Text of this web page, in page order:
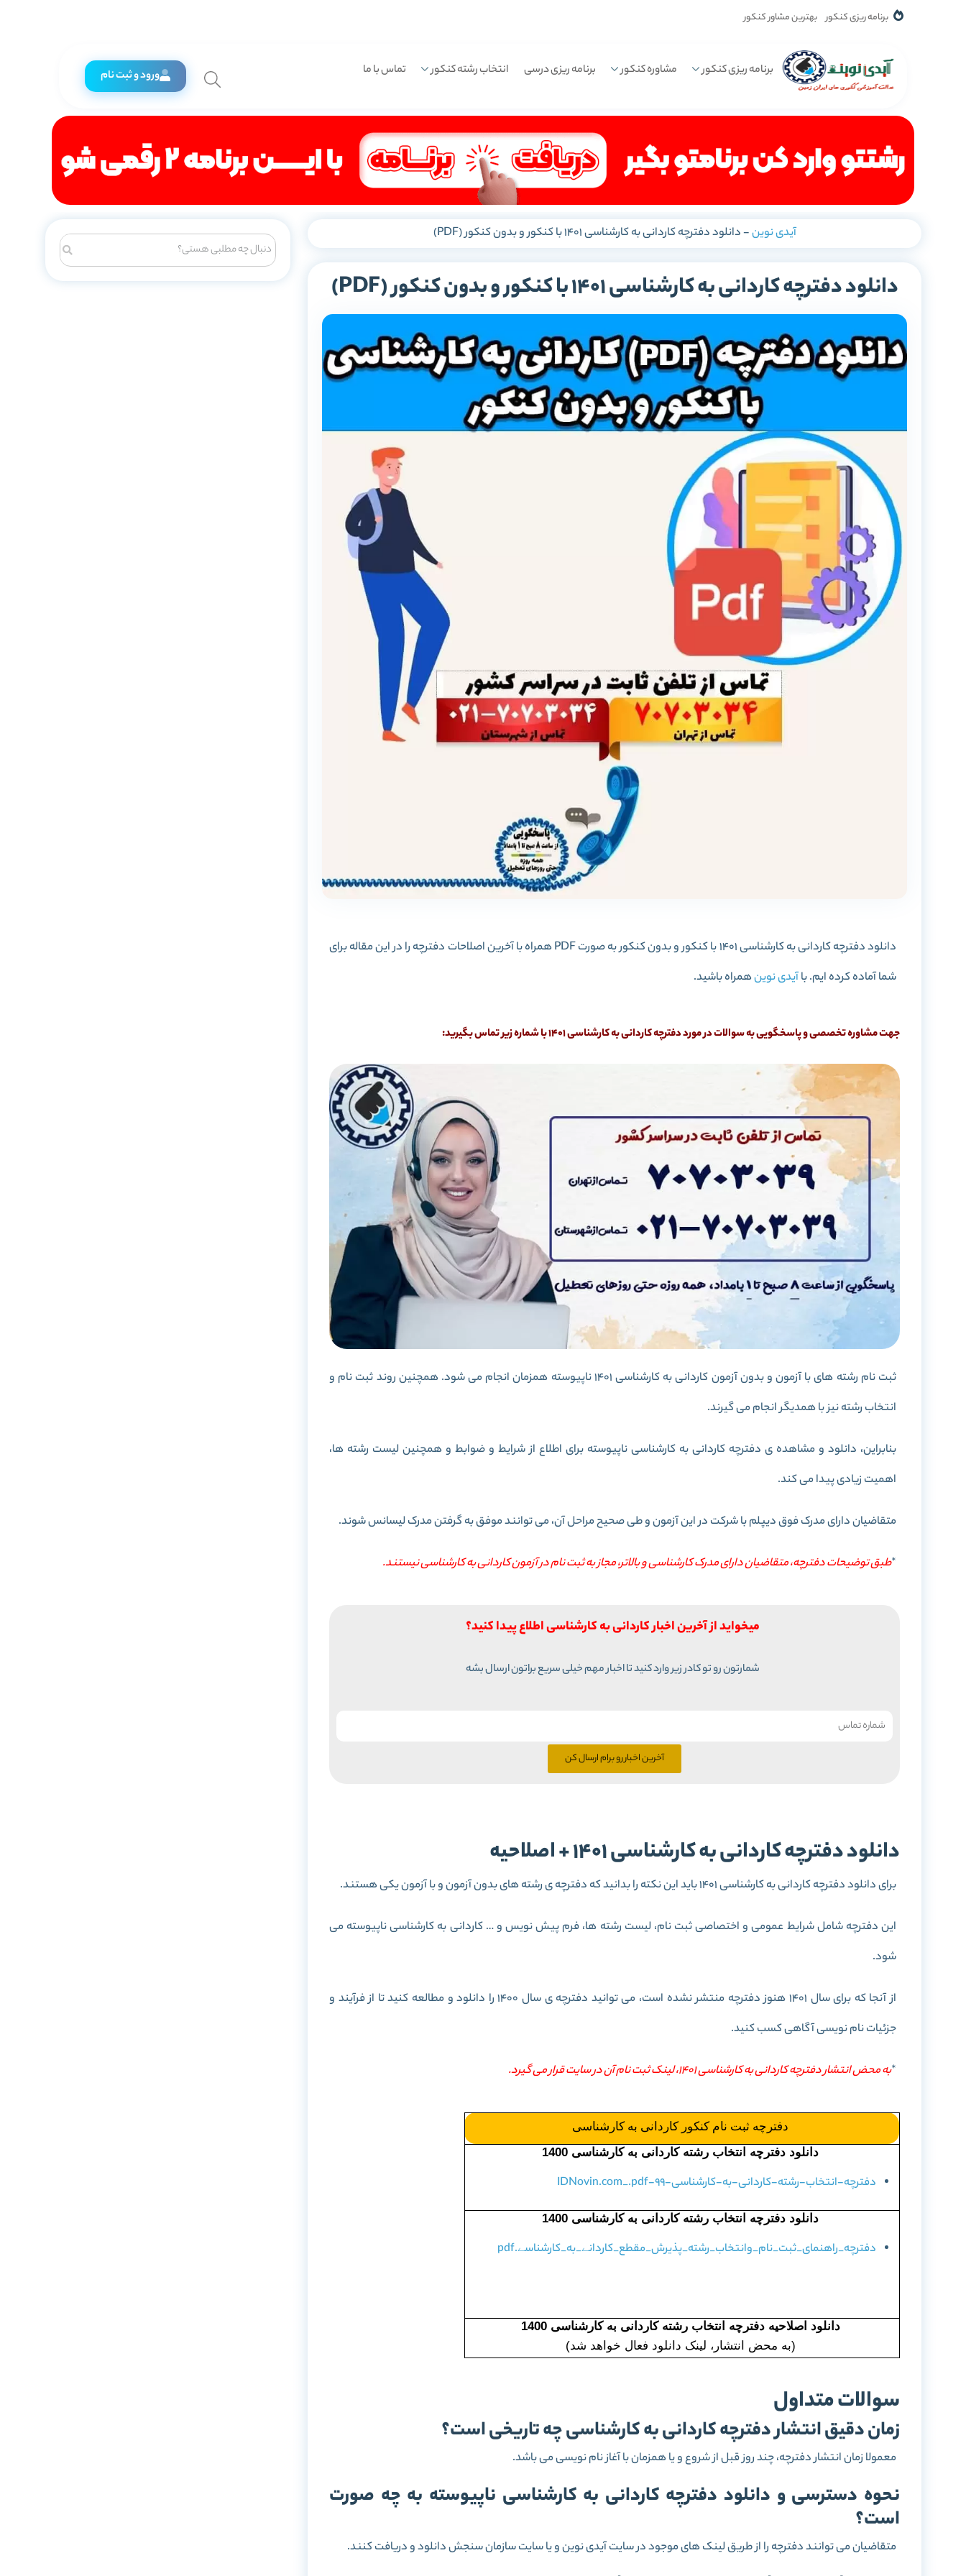
برنامه ریزی کنکور بهترین مشاور کنکور
برنامه ریزی کنکور مشاوره کنکور برنامه ریزی درسی انتخاب رشته کنکور تماس با ما ورود و ثبت نام
آیدی نوین-دانلود دفترچه کاردانی به کارشناسی 1401 با کنکور و بدون کنکور (PDF)
دانلود دفترچه کاردانی به کارشناسی 1401 با کنکور و بدون کنکور (PDF)
دانلود دفترچه کاردانی به کارشناسی 1401 با کنکور و بدون کنکور به صورت PDF همراه با آخرین اصلاحات دفترچه را در این مقاله برای
شما آماده کرده ایم. باآیدی نوینهمراه باشید.
جهت مشاوره تخصصی و پاسخگویی به سوالات در مورد دفترچه کاردانی به کارشناسی 1401 با شماره زیر تماس بگیرید:
ثبت نام رشته های با آزمون و بدون آزمون کاردانی به کارشناسی 1401 ناپیوسته همزمان انجام می شود. همچنین روند ثبت نام و
انتخاب رشته نیز با همدیگر انجام می گیرند.
بنابراین، دانلود و مشاهده ی دفترچه کاردانی به کارشناسی ناپیوسته برای اطلاع از شرایط و ضوابط و همچنین لیست رشته ها،
اهمیت زیادی پیدا می کند.
متقاضیان دارای مدرک فوق دیپلم با شرکت در این آزمون و طی صحیح مراحل آن، می توانند موفق به گرفتن مدرک لیسانس شوند.
*طبق توضیحات دفترچه، متقاضیان دارای مدرک کارشناسی و بالاتر، مجاز به ثبت نام در آزمون کاردانی به کارشناسی نیستند.
میخواید از آخرین اخبار کاردانی به کارشناسی اطلاع پیدا کنید؟
شمارتون رو تو کادر زیر وارد کنید تا اخبار مهم خیلی سریع براتون ارسال بشه
آخرین اخبار رو برام ارسال کن
دانلود دفترچه کاردانی به کارشناسی 1401 + اصلاحیه
برای دانلود دفترچه کاردانی به کارشناسی 1401 باید این نکته را بدانید که دفترچه ی رشته های بدون آزمون و با آزمون یکی هستند.
این دفترچه شامل شرایط عمومی و اختصاصی ثبت نام، لیست رشته ها، فرم پیش نویس و … کاردانی به کارشناسی ناپیوسته می
شود.
از آنجا که برای سال 1401 هنوز دفترچه منتشر نشده است، می توانید دفترچه ی سال 1400 را دانلود و مطالعه کنید تا از فرآیند و
جزئیات نام نویسی آگاهی کسب کنید.
*به محض انتشار دفترچه کاردانی به کارشناسی 1401، لینک ثبت نام آن در سایت قرار می گیرد.
دفترچه ثبت نام کنکور کاردانی به کارشناسی
دانلود دفترچه انتخاب رشته کاردانی به کارشناسی 1400
دفترچه-انتخاب-رشته-کاردانی-به-کارشناسی-99-IDNovin.com_.pdf
دانلود دفترچه انتخاب رشته کاردانی به کارشناسی 1400
دفترچه_راهنمای_ثبت_نام_وانتخاب_رشته_پذیرش_مقطع_کاردانے_به_کارشناسے.pdf
دانلود اصلاحیه دفترچه انتخاب رشته کاردانی به کارشناسی 1400
(به محض انتشار، لینک دانلود فعال خواهد شد)
سوالات متداول
زمان دقیق انتشار دفترچه کاردانی به کارشناسی چه تاریخی است؟
معمولا زمان انتشار دفترچه، چند روز قبل از شروع و یا همزمان با آغاز نام نویسی می باشد.
نحوه دسترسی و دانلود دفترچه کاردانی به کارشناسی ناپیوسته به چه صورت
است؟
متقاضیان می توانند دفترچه را از طریق لینک های موجود در سایت آیدی نوین و یا سایت سازمان سنجش دانلود و دریافت کنند.